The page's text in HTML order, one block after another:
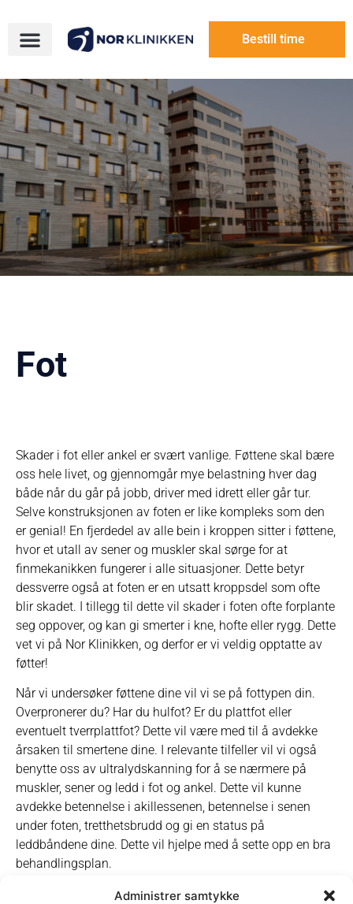
Administrer samtykke
Bestill time
Fot
Skader i fot eller ankel er svært vanlige. Føttene skal bære
oss hele livet, og gjennomgår mye belastning hver dag
både når du går på jobb, driver med idrett eller går tur.
Selve konstruksjonen av foten er like kompleks som den
er genial! En fjerdedel av alle bein i kroppen sitter i føttene,
hvor et utall av sener og muskler skal sørge for at
finmekanikken fungerer i alle situasjoner. Dette betyr
dessverre også at foten er en utsatt kroppsdel som ofte
blir skadet. I tillegg til dette vil skader i foten ofte forplante
seg oppover, og kan gi smerter i kne, hofte eller rygg. Dette
vet vi på Nor Klinikken, og derfor er vi veldig opptatte av
føtter!
Når vi undersøker føttene dine vil vi se på fottypen din.
Overpronerer du? Har du hulfot? Er du plattfot eller
eventuelt tverrplattfot? Dette vil være med til å avdekke
årsaken til smertene dine. I relevante tilfeller vil vi også
benytte oss av ultralydskanning for å se nærmere på
muskler, sener og ledd i fot og ankel. Dette vil kunne
avdekke betennelse i akillessenen, betennelse i senen
under foten, tretthetsbrudd og gi en status på
leddbåndene dine. Dette vil hjelpe med å sette opp en bra
behandlingsplan.
Selve behandlingen vil ta utgangspunkt i årsaken til